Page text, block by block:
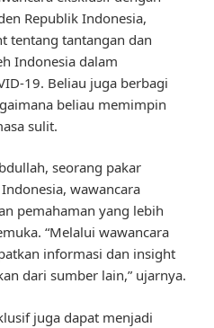
Republik Indonesia,
tentang tantangan dan
Indonesia dalam
19. Beliau juga berbagi
beliau memimpin
sulit.
seorang pakar
wawancara
pemahaman yang lebih
“Melalui wawancara
informasi dan insight
dari sumber lain,” ujarnya.
juga dapat menjadi